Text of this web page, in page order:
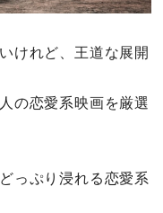
けれど、王道な展開
の恋愛系映画を厳選
っぷり浸れる恋愛系